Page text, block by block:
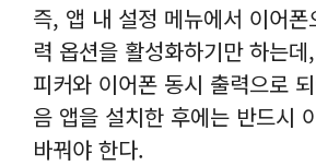
즉, 앱 내 설정 메뉴에서 이어
력 옵션을 활성화하기만 하는
피커와 이어폰 동시 출력으로
음 앱을 설치한 후에는 반드시
바꿔야 한다.